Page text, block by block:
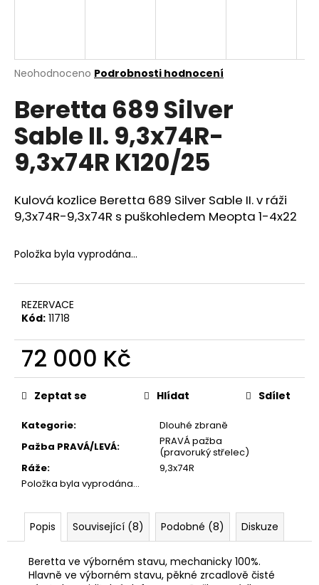
Průměrné
produktu
je
0,0
z
5
hvězdiček.
Neohodnoceno Podrobnosti hodnocení
Beretta 689 Silver
Sable II. 9,3x74R-
9,3x74R K120/25
Kulová kozlice Beretta 689 Silver Sable II. v ráži
9,3x74R-9,3x74R s puškohledem Meopta 1-4x22
Položka byla vyprodána…
REZERVACE
Kód: 11718
72 000 Kč
Měrná
cena:
Kategorie:
Dlouhé zbraně
Pažba PRAVÁ/LEVÁ:
PRAVÁ pažba
(pravoruký střelec)
Ráže:
9,3x74R
Položka byla vyprodána…
Zeptat se Hlídat Sdílet
Popis Související (8) Podobné (8) Diskuze
Beretta ve výborném stavu, mechanicky 100%.
Hlavně ve výborném stavu, pěkné zrcadlově čisté
í
t
HLEDAT
D
p
r
u
č
u
m
e
NÁKRČNÍK
DEERHUNTER
FLEECE
130